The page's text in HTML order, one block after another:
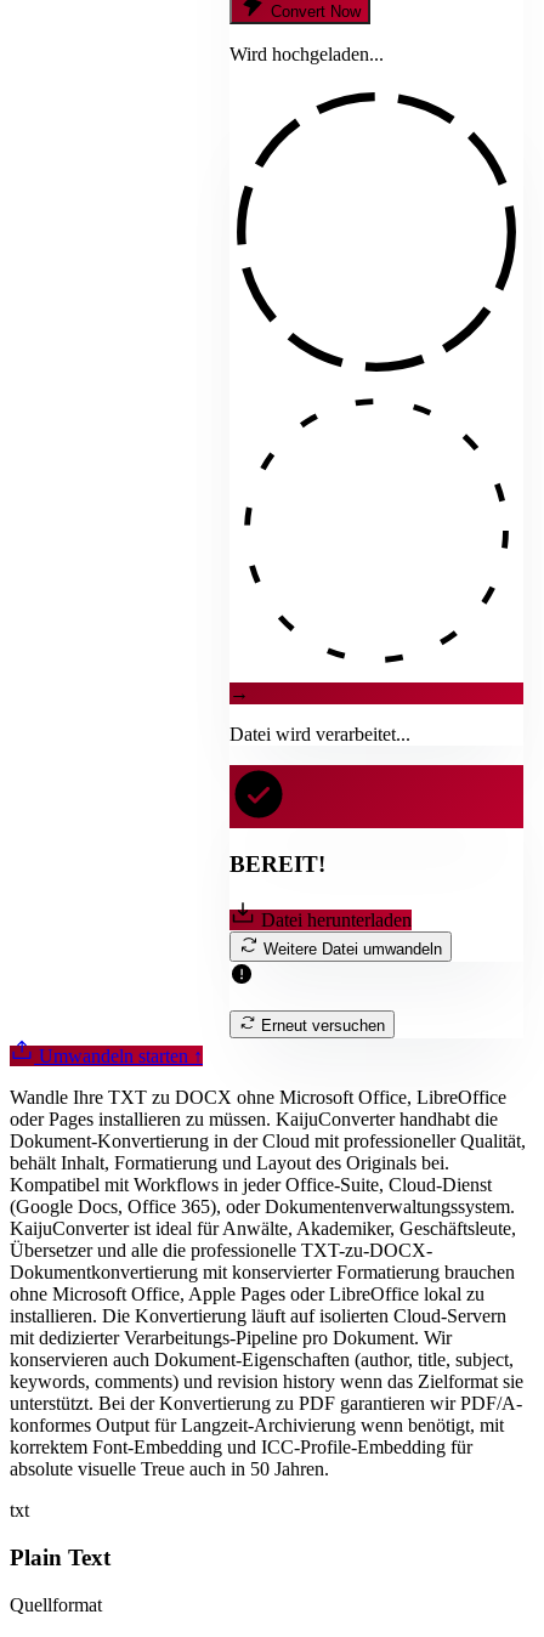
Convert Now
Wird hochgeladen...
→
Datei wird verarbeitet...
BEREIT!
Datei herunterladen
Weitere Datei umwandeln
Erneut versuchen
Umwandeln starten ↑
Wandle Ihre TXT zu DOCX ohne Microsoft Office, LibreOffice
oder Pages installieren zu müssen. KaijuConverter handhabt die
Dokument-Konvertierung in der Cloud mit professioneller Qualität,
behält Inhalt, Formatierung und Layout des Originals bei.
Kompatibel mit Workflows in jeder Office-Suite, Cloud-Dienst
(Google Docs, Office 365), oder Dokumentenverwaltungssystem.
KaijuConverter ist ideal für Anwälte, Akademiker, Geschäftsleute,
Übersetzer und alle die professionelle TXT-zu-DOCX-
Dokumentkonvertierung mit konservierter Formatierung brauchen
ohne Microsoft Office, Apple Pages oder LibreOffice lokal zu
installieren. Die Konvertierung läuft auf isolierten Cloud-Servern
mit dedizierter Verarbeitungs-Pipeline pro Dokument. Wir
konservieren auch Dokument-Eigenschaften (author, title, subject,
keywords, comments) und revision history wenn das Zielformat sie
unterstützt. Bei der Konvertierung zu PDF garantieren wir PDF/A-
konformes Output für Langzeit-Archivierung wenn benötigt, mit
korrektem Font-Embedding und ICC-Profile-Embedding für
absolute visuelle Treue auch in 50 Jahren.
txt
Plain Text
Quellformat